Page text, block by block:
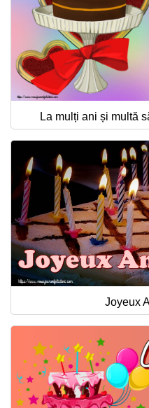
La mulți ani și multă
Joyeux